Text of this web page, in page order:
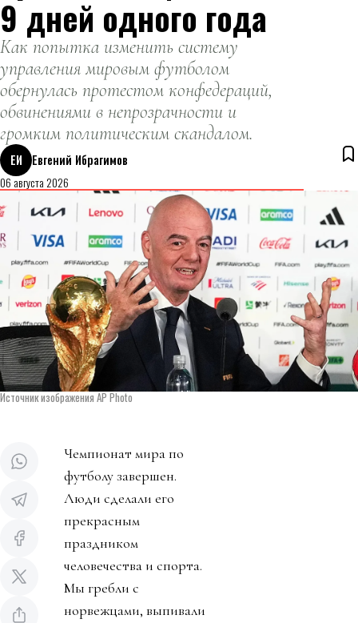
9 дней одного года
Как попытка изменить систему
управления мировым футболом
обернулась протестом конфедераций,
обвинениями в непрозрачности и
громким политическим скандалом.
ЕИ
Евгений Ибрагимов
06 августа 2026
Источник изображения AP Photo
Чемпионат мира по
футболу завершен.
Люди сделали его
прекрасным
праздником
человечества и спорта.
Мы гребли с
норвежцами, выпивали